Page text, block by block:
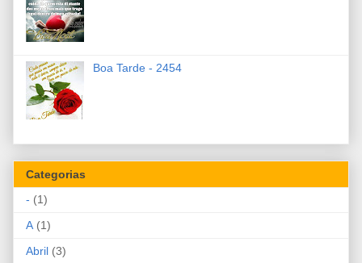
Boa Tarde - 2454
Categorias
- (1)
A (1)
Abril (3)